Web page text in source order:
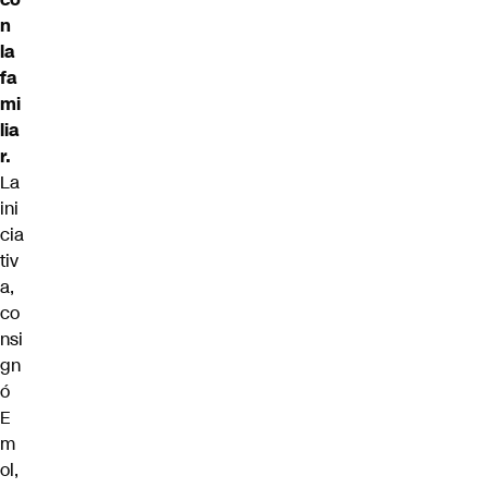
n
la
fa
mi
lia
r.
La
ini
cia
tiv
a,
co
nsi
gn
ó
E
m
ol,